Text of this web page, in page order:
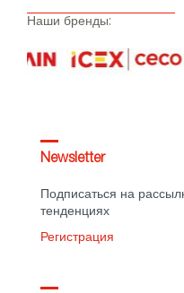
Наши бренды:
Newsletter
Подписаться на
тенденциях
Регистрация